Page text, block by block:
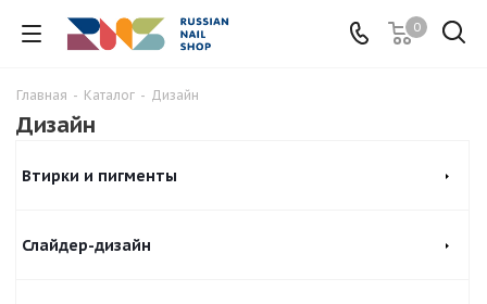
0
Главная - Каталог - Дизайн
Дизайн
Втирки и пигменты
Слайдер-дизайн